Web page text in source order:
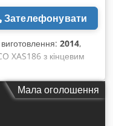
Зателефонувати
виготовлення: 2014,
XAS186 з кінцевим
сервісного
продуктивність:
2014 двигун
Компресор повністю
Ціна нетто: 79
Мала оголошення